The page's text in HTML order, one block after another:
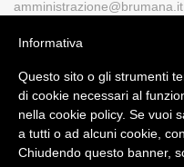
amministrazione@brumana.it
PEC
Informativa
Questo sito o gli strumenti
di cookie necessari al
nella cookie policy. Se vuoi
a tutti o ad alcuni cookie,
Chiudendo questo banner,